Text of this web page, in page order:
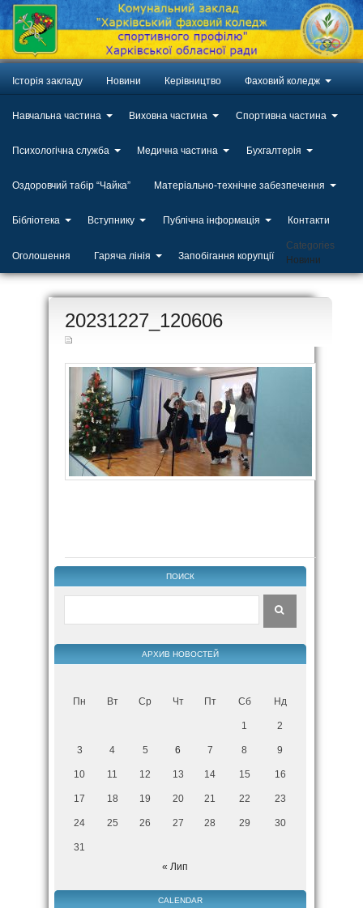
Історія закладу Новини Керівництво Фаховий коледж
Навчальна частина Виховна частина Спортивна частина
Психологічна служба Медична частина Бухгалтерія
Оздоровчий табір “Чайка” Матеріально-технічне забезпечення
Бібліотека Вступнику Публічна інформація Контакти
Оголошення Гаряча лінія Запобігання корупції
Categories
Новини
20
20231227_120606
ПОИСК
АРХИВ НОВОСТЕЙ
Пн Вт Ср Чт Пт Сб Нд
1 2
3 4 5 6 7 8 9
10 11 12 13 14 15 16
17 18 19 20 21 22 23
24 25 26 27 28 29 30
31
« Лип
CALENDAR